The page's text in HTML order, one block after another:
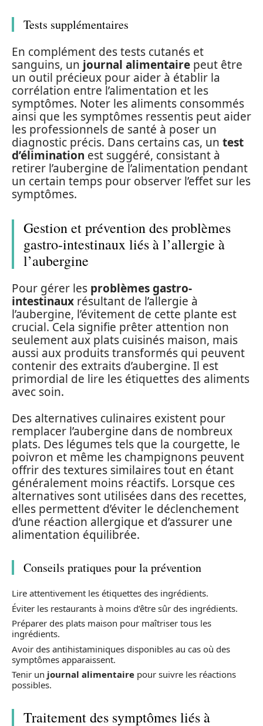
Tests supplémentaires
En complément des tests cutanés et
sanguins, un journal alimentaire peut être
un outil précieux pour aider à établir la
corrélation entre l’alimentation et les
symptômes. Noter les aliments consommés
ainsi que les symptômes ressentis peut aider
les professionnels de santé à poser un
diagnostic précis. Dans certains cas, un test
d’élimination est suggéré, consistant à
retirer l’aubergine de l’alimentation pendant
un certain temps pour observer l’effet sur les
symptômes.
Gestion et prévention des problèmes
gastro-intestinaux liés à l’allergie à
l’aubergine
Pour gérer les problèmes gastro-
intestinaux résultant de l’allergie à
l’aubergine, l’évitement de cette plante est
crucial. Cela signifie prêter attention non
seulement aux plats cuisinés maison, mais
aussi aux produits transformés qui peuvent
contenir des extraits d’aubergine. Il est
primordial de lire les étiquettes des aliments
avec soin.
Des alternatives culinaires existent pour
remplacer l’aubergine dans de nombreux
plats. Des légumes tels que la courgette, le
poivron et même les champignons peuvent
offrir des textures similaires tout en étant
généralement moins réactifs. Lorsque ces
alternatives sont utilisées dans des recettes,
elles permettent d’éviter le déclenchement
d’une réaction allergique et d’assurer une
alimentation équilibrée.
Conseils pratiques pour la prévention
Lire attentivement les étiquettes des ingrédients.
Éviter les restaurants à moins d’être sûr des ingrédients.
Préparer des plats maison pour maîtriser tous les
ingrédients.
Avoir des antihistaminiques disponibles au cas où des
symptômes apparaissent.
Tenir un journal alimentaire pour suivre les réactions
possibles.
Traitement des symptômes liés à